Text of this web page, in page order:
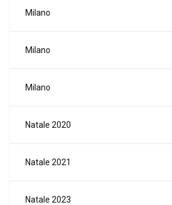
Milano
Milano
Milano
Natale 2020
Natale 2021
Natale 2023